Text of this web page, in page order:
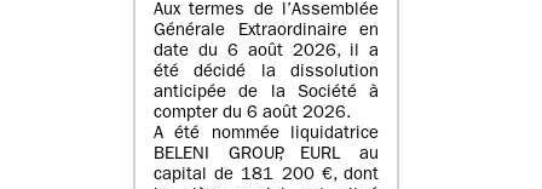
Aux termes de l’Assemblée
Générale Extraordinaire en
date du 6 août 2026, il a
été décidé la dissolution
anticipée de la Société à
compter du 6 août 2026.
A été nommée liquidatrice
BELENI GROUP, EURL au
capital de 181 200 €, dont